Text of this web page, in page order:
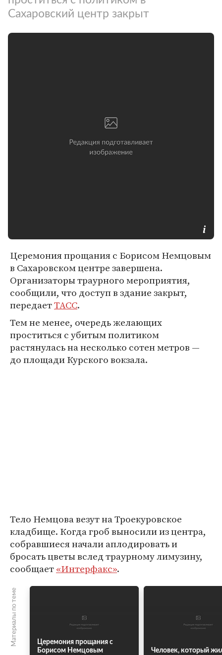
Сахаровский центр закрыт
Церемония прощания с Борисом Немцовым
в Сахаровском центре завершена.
Организаторы траурного мероприятия,
сообщили, что доступ в здание закрыт,
передаетТАСС.
Тем не менее, очередь желающих
проститься с убитым политиком
растянулась на несколько сотен метров —
до площади Курского вокзала.
Тело Немцова везут на Троекуровское
кладбище. Когда гроб выносили из центра,
собравшиеся начали аплодировать и
бросать цветы вслед траурному лимузину,
сообщает«Интерфакс».
Материалы по теме
Церемония прощания с
Борисом Немцовым
Человек, который